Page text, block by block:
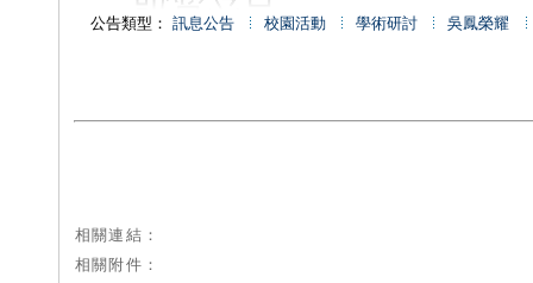
公告類型： 訊息公告 校園活動 學術研討 吳鳳榮耀
相關連結：
相關附件：